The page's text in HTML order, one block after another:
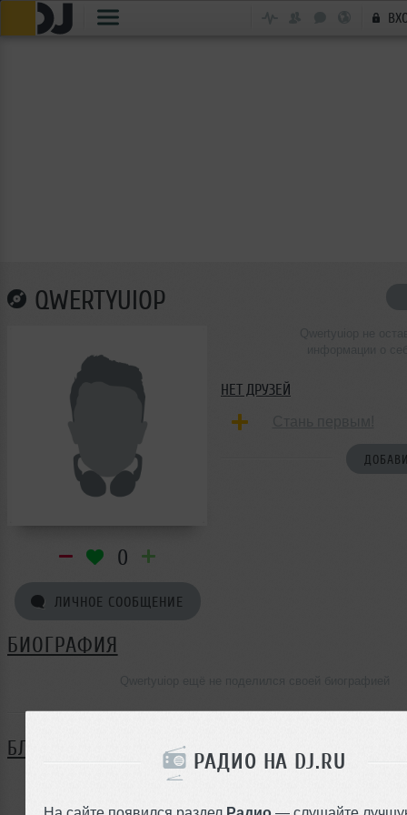
РАДИО НА DJ.RU
На сайте появился раздел Радио — слушайте
QWERTYUIOP
0
ЛИЧНОЕ СООБЩЕНИЕ
НЕТ ДРУЗЕЙ
БИОГРАФИЯ
БЛОГ